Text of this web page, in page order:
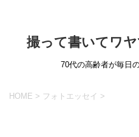
撮って書いてワ
70代の高齢者が毎日
HOME > フォトエッセイ >